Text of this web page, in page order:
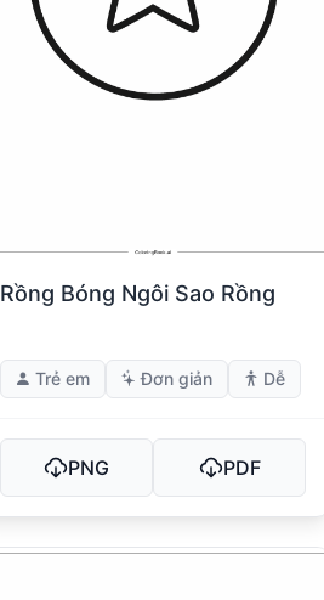
Rồng Bóng Ngôi Sao Rồng
Trẻ em Đơn giản Dễ
PNG PDF